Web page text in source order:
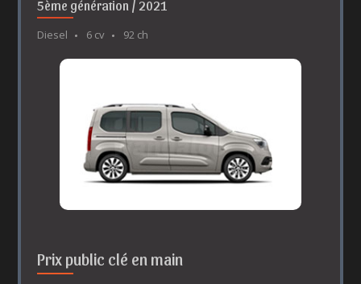
5ème génération / 2021
Diesel 6 cv 92 ch
Prix public clé en main